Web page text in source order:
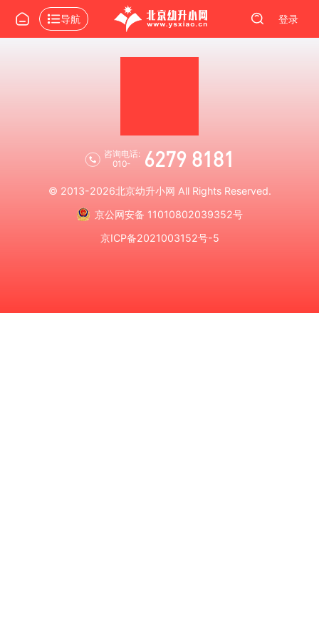
导航 登录
咨询电话:
010-
6279 8181
© 2013-2026北京幼升小网 All Rights Reserved.
京公网安备 11010802039352号
京ICP备2021003152号-5